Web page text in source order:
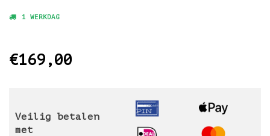
1 WERKDAG
€169,00
Veilig betalen
met